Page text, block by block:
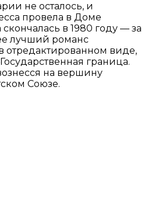
не осталось, и
провела в Доме
в 1980 году — за
лучший романс
в отредактированном виде,
граница.
на вершину
Союзе.